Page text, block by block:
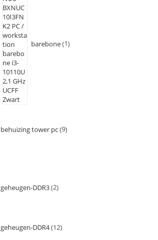
barebone 1
behuizing tower pc 9
geheugen-DDR3 2
geheugen-DDR4 12